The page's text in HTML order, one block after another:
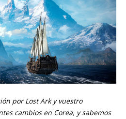
por Lost Ark y vuestro
cambios en Corea, y sabemos